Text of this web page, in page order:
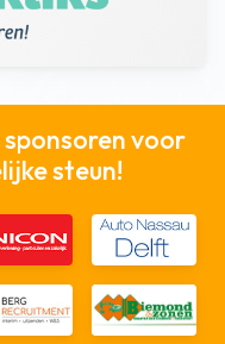
voor
steun!